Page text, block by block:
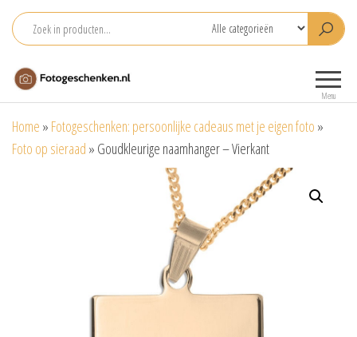
naar
inhoud
voor je foto
Menu
Home » Fotogeschenken: persoonlijke cadeaus met je eigen foto »
Foto op sieraad » Goudkleurige naamhanger – Vierkant